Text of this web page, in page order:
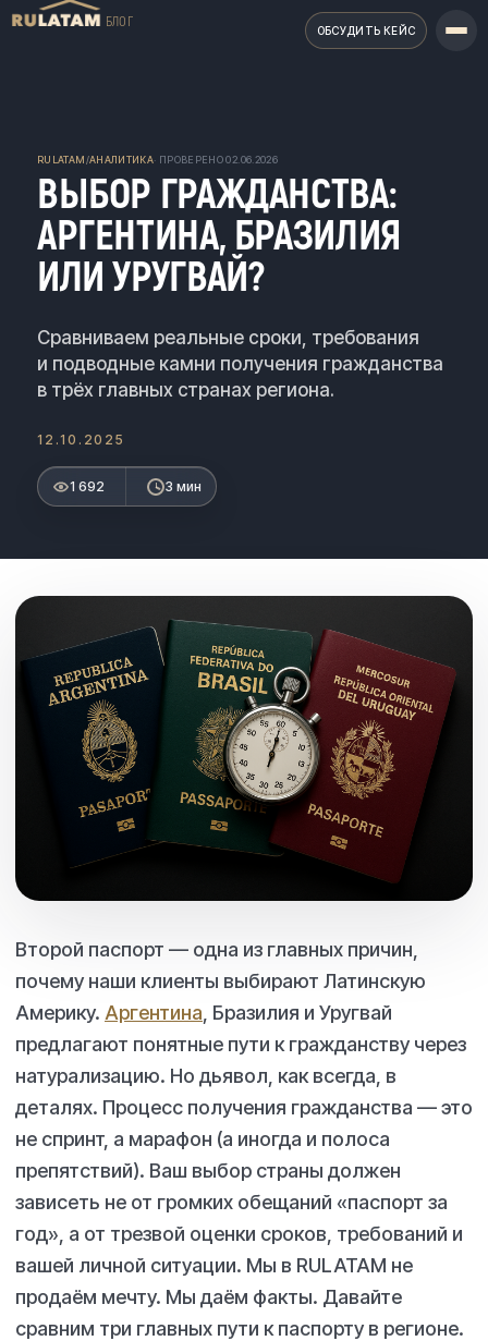
БЛОГ ОБСУДИТЬ КЕЙС
RULATAM/АНАЛИТИКА· ПРОВЕРЕНО02.06.2026
ВЫБОР ГРАЖДАНСТВА:
АРГЕНТИНА, БРАЗИЛИЯ
ИЛИ УРУГВАЙ?
Сравниваем реальные сроки, требования
и подводные камни получения гражданства
в трёх главных странах региона.
12.10.2025
1 692 3 мин
Второй паспорт — одна из главных причин,
почему наши клиенты выбирают Латинскую
Америку. Аргентина , Бразилия и Уругвай
предлагают понятные пути к гражданству через
натурализацию. Но дьявол, как всегда, в
деталях. Процесс получения гражданства — это
не спринт, а марафон (а иногда и полоса
препятствий). Ваш выбор страны должен
зависеть не от громких обещаний «паспорт за
год», а от трезвой оценки сроков, требований и
вашей личной ситуации. Мы в RULATAM не
продаём мечту. Мы даём факты. Давайте
сравним три главных пути к паспорту в регионе.